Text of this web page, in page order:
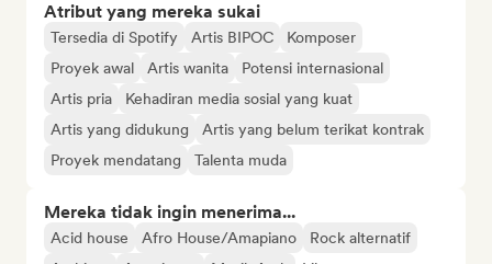
Atribut yang mereka sukai
Tersedia di Spotify Artis BIPOC
Komposer
Proyek awal
Artis wanita
Potensi internasional
Artis pria
Kehadiran media sosial yang kuat
Artis yang didukung
Artis yang belum terikat kontrak
Proyek mendatang
Talenta muda
Mereka tidak ingin menerima...
Acid house Afro House/Amapiano
Rock alternatif